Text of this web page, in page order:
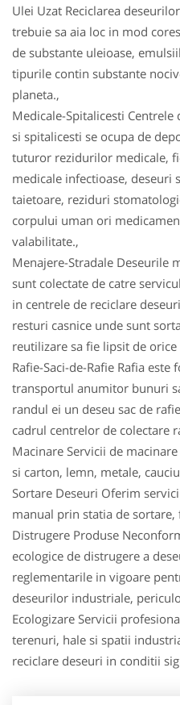
Ulei Uzat Reciclarea
trebuie sa aia loc in mod
de substante uleioase,
tipurile contin substante
planeta.,
Medicale-Spitalicesti
si spitalicesti se ocupa de
tuturor rezidurilor medicale,
medicale infectioase, deseuri
taietoare, reziduri
corpului uman ori
valabilitate.,
Menajere-Stradale Deseurile
sunt colectate de catre
in centrele de reciclare
resturi casnice unde sunt
reutilizare sa fie lipsit de orice
Rafie-Saci-de-Rafie Rafia
transportul anumitor bunuri
randul ei un deseu sac de
cadrul centrelor de colectare
Macinare Servicii de
si carton, lemn, metale,
Sortare Deseuri Oferim
manual prin statia de
Distrugere Produse
ecologice de distrugere a
reglementarile in vigoare
deseurilor industriale,
Ecologizare Servicii
terenuri, hale si spatii
reciclare deseuri in conditii